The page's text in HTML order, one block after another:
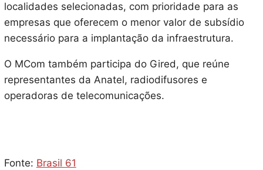
localidades selecionadas, com prioridade para as
empresas que oferecem o menor valor de subsídio
necessário para a implantação da infraestrutura.
O MCom também participa do Gired, que reúne
representantes da Anatel, radiodifusores e
operadoras de telecomunicações.
Fonte: Brasil 61